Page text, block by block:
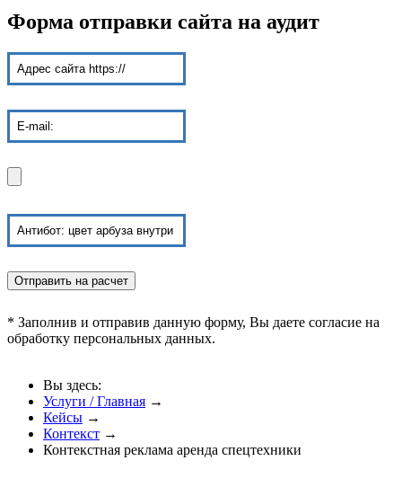
Форма отправки сайта на аудит
* Заполнив и отправив данную форму, Вы даете согласие на
обработку персональных данных.
Вы здесь:
Услуги / Главная →
Кейсы →
Контекст →
Контекстная реклама аренда спецтехники